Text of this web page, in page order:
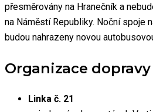
přesměrovány na Hranečník a
na Náměstí Republiky. Noční spoje
budou nahrazeny novou
Organizace dopravy
Linka č. 21